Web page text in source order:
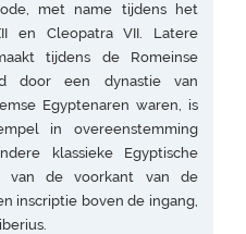
met name tijdens het
en Cleopatra VII. Latere
tijdens de Romeinse
door een dynastie van
Egyptenaren waren, is
in overeenstemming
klassieke Egyptische
van de voorkant van de
inscriptie boven de ingang,